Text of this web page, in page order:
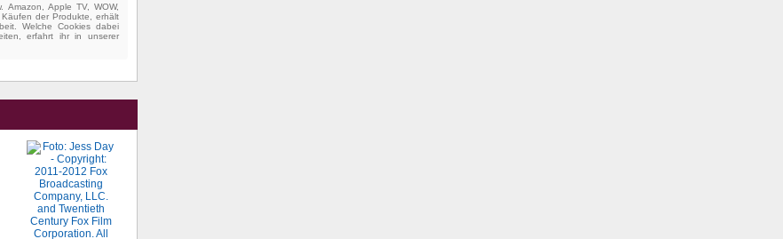
Amazon, Apple TV, WOW,
der Produkte, erhält
Welche Cookies dabei
erfahrt ihr in unserer